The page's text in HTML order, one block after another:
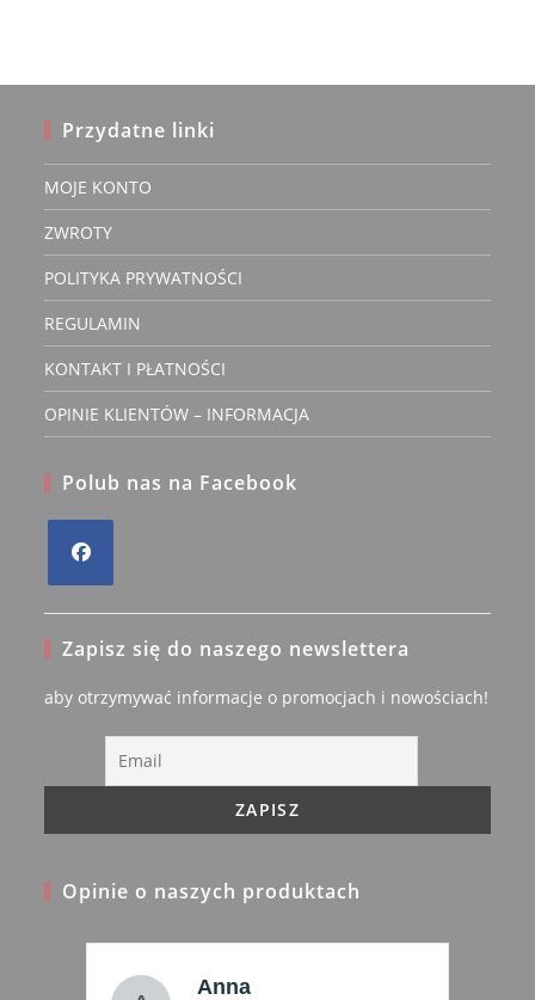
Przydatne linki
MOJE KONTO
ZWROTY
POLITYKA PRYWATNOŚCI
REGULAMIN
KONTAKT I PŁATNOŚCI
OPINIE KLIENTÓW – INFORMACJA
Polub nas na Facebook
a
new
Zapisz się do naszego newslettera
aby otrzymywać informacje o promocjach i nowościach!
Opinie o naszych produktach
malgosia_444@wp.pl